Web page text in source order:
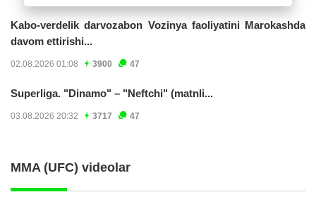
Kabo-verdelik darvozabon Vozinya faoliyatini Marokashda
davom ettirishi...
02.08.2026 01:08 3900 47
Superliga. "Dinamo" – "Neftchi" (matnli...
03.08.2026 20:32 3717 47
MMA (UFC) videolar